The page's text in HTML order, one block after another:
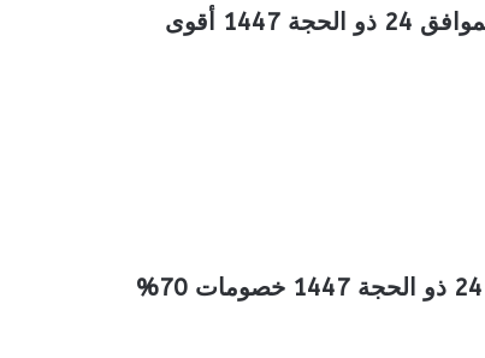
عروض بن داود خميس مشيط الأسبوعية 10 يونيو 2026 الموافق 24 ذو الحجة 1447 أقوى